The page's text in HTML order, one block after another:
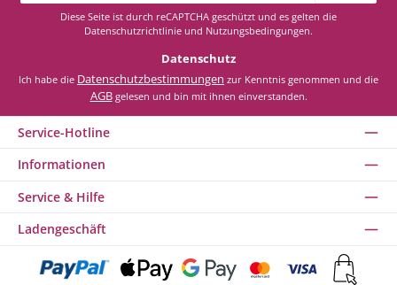
*
Diese Seite ist durch reCAPTCHA geschützt und es gelten die
Datenschutzrichtlinie und Nutzungsbedingungen.
Datenschutz
Ich habe die Datenschutzbestimmungen zur Kenntnis genommen und die
AGBgelesen und bin mit ihnen einverstanden.
Service-Hotline
Informationen
Service & Hilfe
Ladengeschäft